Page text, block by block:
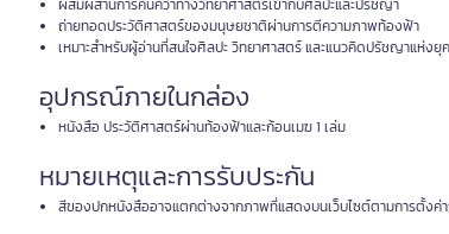
ผสมผสานการค้นคว้าทางวิทยาศาสตร์เข้ากับศิลปะและปรัชญา
ถ่ายทอดประวัติศาสตร์ของมนุษยชาติผ่านการตีความภาพท้องฟ้า
เหมาะสำหรับผู้อ่านที่สนใจศิลปะ วิทยาศาสตร์ และแนวคิดปรัชญาแห่งยุ
อุปกรณ์ภายในกล่อง
หนังสือ ประวัติศาสตร์ผ่านท้องฟ้าและก้อนเมฆ 1 เล่ม
หมายเหตุและการรับประกัน
สีของปกหนังสืออาจแตกต่างจากภาพที่แสดงบนเว็บไซต์ตามการตั้งค่